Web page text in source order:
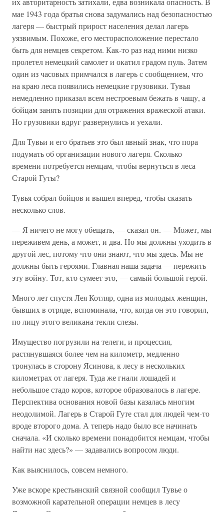
мае 1943 года братья снова задумались над безопасностью
лагеря — быстрый прирост населения делал лагерь
уязвимым. Похоже, его месторасположение перестало
быть для немцев секретом. Как-то раз над ними низко
пролетел немецкий самолет и окатил градом пуль. Затем
один из часовых примчался в лагерь с сообщением, что
на краю леса появились немецкие грузовики. Тувья
немедленно приказал всем нестроевым бежать в чащу, а
бойцам занять позиции для отражения вражеской атаки.
Но грузовики вдруг развернулись и уехали.
Для Тувьи и его братьев это был явный знак, что пора
подумать об организации нового лагеря. Сколько
времени потребуется немцам, чтобы вернуться в леса
Старой Гуты?
Тувья собрал бойцов и вышел вперед, чтобы сказать
несколько слов.
— Я ничего не могу обещать, — сказал он. — Может, мы
переживем день, а может, и два. Но мы должны уходить в
другой лес, потому что они знают, что мы здесь. Мы не
должны быть героями. Главная наша задача — пережить
эту войну. Тот, кто сумеет это, — самый большой герой.
Много лет спустя Лея Котляр, одна из молодых женщин,
бывших в отряде, вспоминала, что, когда он это говорил,
по лицу этого великана текли слезы.
Имущество погрузили на телеги, и процессия,
растянувшаяся более чем на километр, медленно
тронулась в сторону Ясинова, к лесу в нескольких
километрах от лагеря. Туда же гнали лошадей и
небольшое стадо коров, которое образовалось в лагере.
Перспектива основания новой базы казалась многим
неодолимой. Лагерь в Старой Гуте стал для людей чем-то
вроде второго дома. А теперь надо было все начинать
сначала. «И сколько времени понадобится немцам, чтобы
найти нас здесь?» — задавались вопросом люди.
Как выяснилось, совсем немного.
Уже вскоре крестьянский связной сообщил Тувье о
возможной карательной операции немцев в лесу